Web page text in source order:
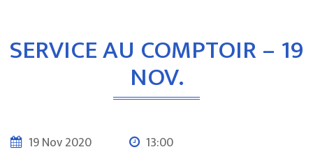
SERVICE AU COMPTOIR – 19
NOV.
19 Nov 2020
13:00